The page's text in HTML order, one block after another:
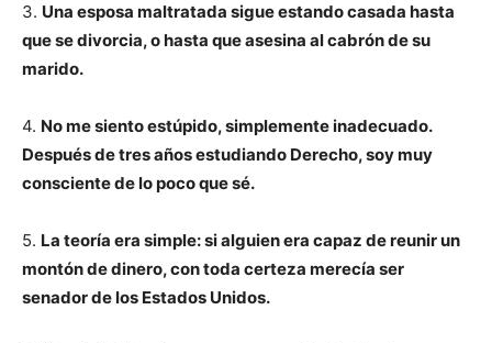
3. Una esposa maltratada sigue estando casada hasta
que se divorcia, o hasta que asesina al cabrón de su
marido.
4. No me siento estúpido, simplemente inadecuado.
Después de tres años estudiando Derecho, soy muy
consciente de lo poco que sé.
5. La teoría era simple: si alguien era capaz de reunir un
montón de dinero, con toda certeza merecía ser
senador de los Estados Unidos.